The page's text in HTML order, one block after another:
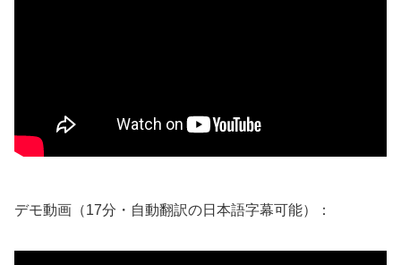
デモ動画（17分・自動翻訳の日本語字幕可能）：